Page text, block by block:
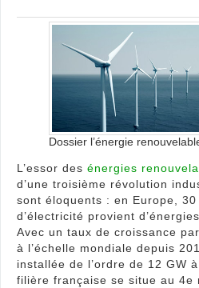
Dossier l’énergie
L’essor des énergies
d’une troisième révolution
sont éloquents : en Europe,
d’électricité provient
Avec un taux de croissance
à l’échelle mondiale depuis
installée de l’ordre de 12 GW
filière française se situe au 4e